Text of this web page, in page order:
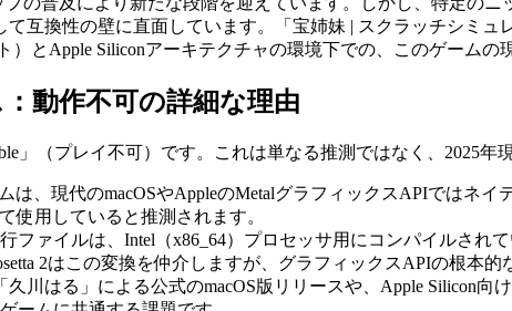
互換性の壁に直面しています。「宝姉妹 | スクラッチシミ
）とApple Siliconアーキテクチャの環境下での、このゲームの
動作不可の詳細な理由
」（プレイ不可）です。これは単なる推測ではなく、2025
は、現代のmacOSやAppleのMetalグラフィックスAPIではネ
使用していると推測されます。
ファイルは、Intel（x86_64）プロセッサ用にコンパイルされ
2はこの変換を仲介しますが、グラフィックスAPIの根本的
久川はる」による公式のmacOS版リリースや、Apple Silicon